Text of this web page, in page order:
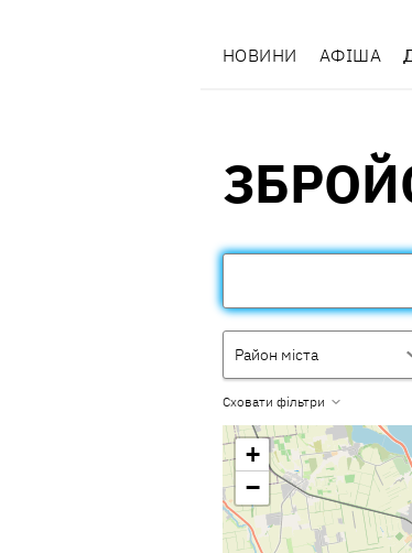
НОВИНИ АФІША
Район міста
Сховати фільтри
+
−